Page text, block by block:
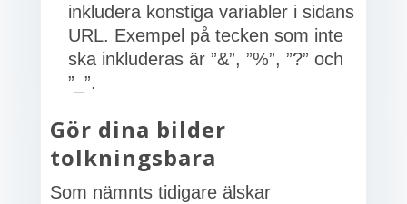
inkludera konstiga variabler i sidans
URL. Exempel på tecken som inte
ska inkluderas är ”&”, ”%”, ”?” och
”_”.
Gör dina bilder
tolkningsbara
Som nämnts tidigare älskar